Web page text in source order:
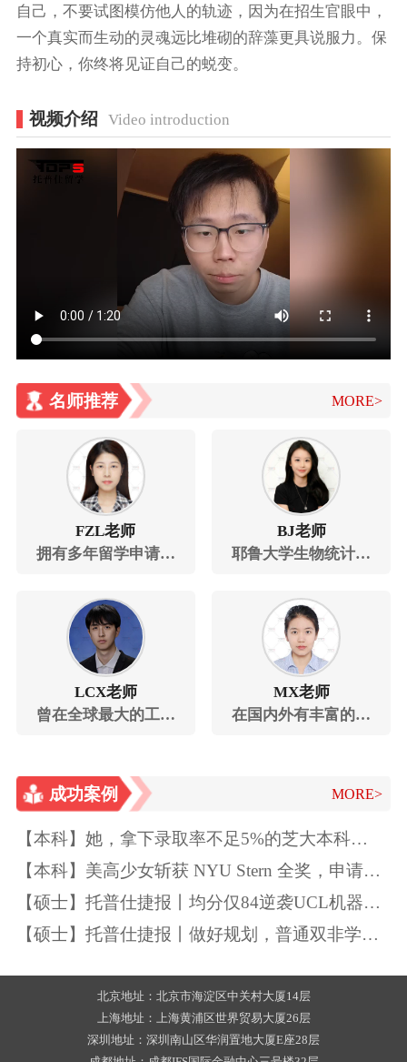
自己，不要试图模仿他人的轨迹，因为在招生官眼中，
一个真实而生动的灵魂远比堆砌的辞藻更具说服力。保
持初心，你终将见证自己的蜕变。
视频介绍 Video introduction
名师推荐 MORE>
FZL老师
拥有多年留学申请经
BJ老师
耶鲁大学生物统计专
学生物统计专业博士
LCX老师
曾在全球最大的工程
MX老师
在国内外有丰富的实
成功案例 MORE>
【本科】她，拿下录取率不足5%的芝大本科
Offer！独一无二的特质如此“养成”~
【本科】美高少女斩获 NYU Stern 全奖，申请季
精准规划圆梦顶尖商学院
【硕士】托普仕捷报丨均分仅84逆袭UCL机器学
习
【硕士】托普仕捷报丨做好规划，普通双非学生
北京地址：北京市海淀区中关村大厦14层
上海地址：上海黄浦区世界贸易大厦26层
深圳地址：深圳南山区华润置地大厦E座28层